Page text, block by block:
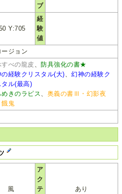
ブ
Y:705
経
験
値
ージョン
べの龍皮
防具強化の書★
の経験クリスタル(大) 、幻神の経験ク
タル(最高)
めきのラピス
奥義の書Ⅲ・幻影夜
餓鬼
風
ア
ク
テ
あり